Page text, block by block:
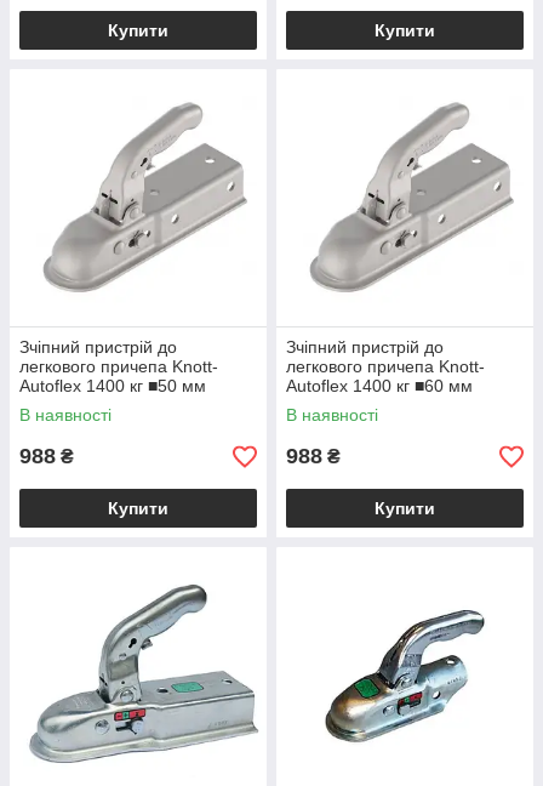
Купити Купити
Зчіпний пристрій до
легкового причепа Knott-
Autoflex 1400 кг ■50 мм
6E0042.004
В наявності
988 ₴
Купити
Зчіпний пристрій до
легкового причепа Knott-
Autoflex 1400 кг ■60 мм
6E0042.006
В наявності
988 ₴
Купити